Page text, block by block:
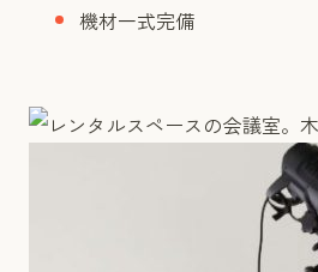
機材一式完備